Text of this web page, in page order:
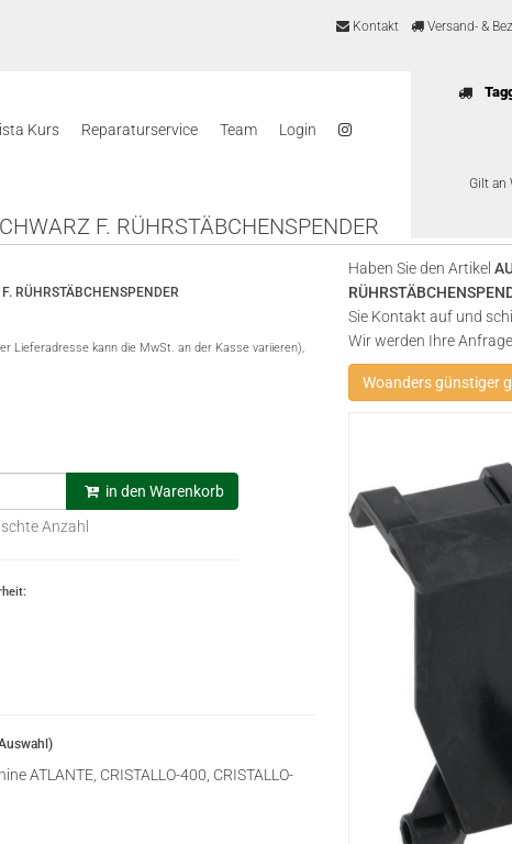
Kontakt Versand- &
Gilt an
Kurs Reparaturservice Team Login
F. RÜHRSTÄBCHENSPENDER
RÜHRSTÄBCHENSPENDER
Lieferadresse kann die MwSt. an der Kasse variieren),
in den Warenkorb
Anzahl
ATLANTE, CRISTALLO-400, CRISTALLO-
Haben Sie den Artikel
Sie Kontakt auf und
Wir werden Ihre
Woanders günstiger